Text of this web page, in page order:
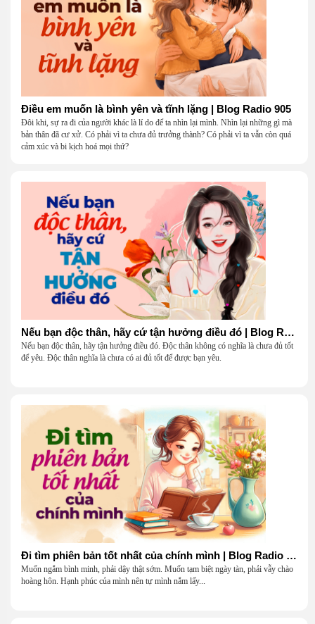
Điều em muốn là bình yên và tĩnh lặng | Blog Radio 905
Đôi khi, sự ra đi của người khác là lí do để ta nhìn lại mình. Nhìn lại những gì mà
bản thân đã cư xử. Có phải vì ta chưa đủ trưởng thành? Có phải vì ta vẫn còn quá
cảm xúc và bi kịch hoá mọi thứ?
Nếu bạn độc thân, hãy cứ tận hưởng điều đó | Blog Radio 904
Nếu bạn độc thân, hãy tận hưởng điều đó. Độc thân không có nghĩa là chưa đủ tốt
để yêu. Độc thân nghĩa là chưa có ai đủ tốt để được bạn yêu.
Đi tìm phiên bản tốt nhất của chính mình | Blog Radio 903
Muốn ngắm bình minh, phải dậy thật sớm. Muốn tạm biệt ngày tàn, phải vẫy chào
hoàng hôn. Hạnh phúc của mình nên tự mình nắm lấy...